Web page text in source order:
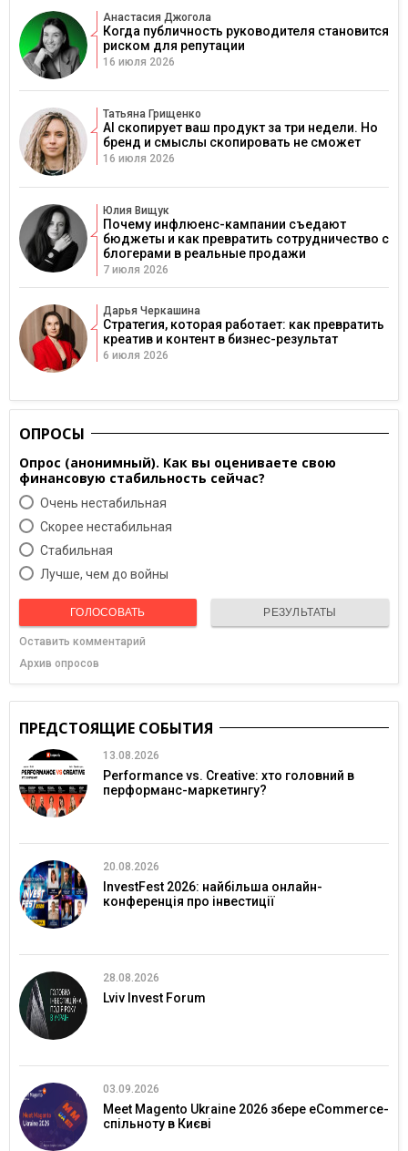
Анастасия Джогола
Когда публичность руководителя становится
риском для репутации
16 июля 2026
Татьяна Грищенко
AI скопирует ваш продукт за три недели. Но
бренд и смыслы скопировать не сможет
16 июля 2026
Юлия Вищук
Почему инфлюенс-кампании съедают
бюджеты и как превратить сотрудничество с
блогерами в реальные продажи
7 июля 2026
Дарья Черкашина
Стратегия, которая работает: как превратить
креатив и контент в бизнес-результат
6 июля 2026
ОПРОСЫ
Опрос (анонимный). Как вы оцениваете свою
финансовую стабильность сейчас?
Очень нестабильная
Скорее нестабильная
Cтабильная
Лучше, чем до войны
ГОЛОСОВАТЬ РЕЗУЛЬТАТЫ
Оставить комментарий
Архив опросов
ПРЕДСТОЯЩИЕ СОБЫТИЯ
13.08.2026
Performance vs. Creative: хто головний в
перформанс-маркетингу?
20.08.2026
InvestFest 2026: найбільша онлайн-
конференція про інвестиції
28.08.2026
Lviv Invest Forum
03.09.2026
Meet Magento Ukraine 2026 збере eCommerce-
спільноту в Києві